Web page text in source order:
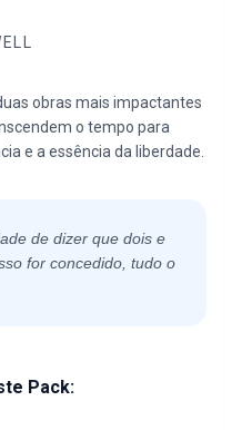
obras mais impactantes
o tempo para
e a essência da liberdade.
de dizer que dois e
for concedido, tudo o
Pack: